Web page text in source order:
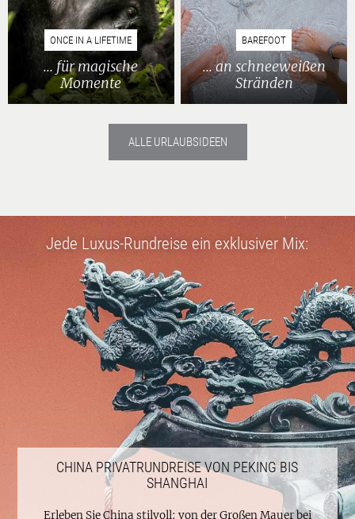
ONCE IN A LIFETIME
... für magische
Momente
BAREFOOT
... an schneeweißen
Stränden
ALLE URLAUBSIDEEN
CHINA PRIVATRUNDREISE VON PEKING BIS
SHANGHAI
Erleben Sie China stilvoll: von der Großen Mauer bei
Jede Luxus-Rundreise ein exklusiver Mix: